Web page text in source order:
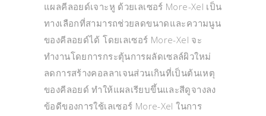
แผลคีลอยด์เจาะหู ด้วยเลเซอร์ More-Xel เป็น
ทางเลือกที่สามารถช่วยลดขนาดและความนูน
ของคีลอยด์ได้ โดยเลเซอร์ More-Xel จะ
ทำงานโดยการกระตุ้นการผลัดเซลล์ผิวใหม่
ลดการสร้างคอลลาเจนส่วนเกินที่เป็นต้นเหตุ
ของคีลอยด์ ทำให้แผลเรียบขึ้นและสีดูจางลง
ข้อดีของการใช้เลเซอร์ More-Xel ในการ